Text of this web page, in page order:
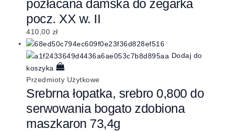
pozłacana damska do zegarka
pocz. XX w. II
410,00 zł
Dodaj do
koszyka
Przedmioty Użytkowe
Srebrna łopatka, srebro 0,800 do
serwowania bogato zdobiona
maszkaron 73,4g